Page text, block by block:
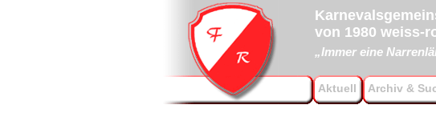
von 1980 weiss-
„Immer eine
Aktuell Archiv &